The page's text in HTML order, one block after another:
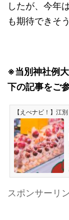
したが、今年
も期待できそ
※当別神社例
下の記事をご
【えべナビ！】江
スポンサーリ